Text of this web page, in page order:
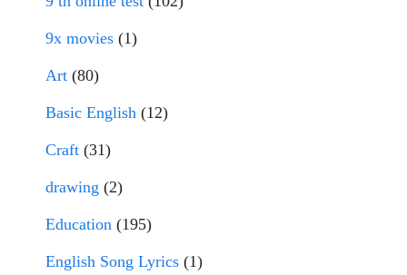
9x movies (1)
Art (80)
Basic English (12)
Craft (31)
drawing (2)
Education (195)
English Song Lyrics (1)